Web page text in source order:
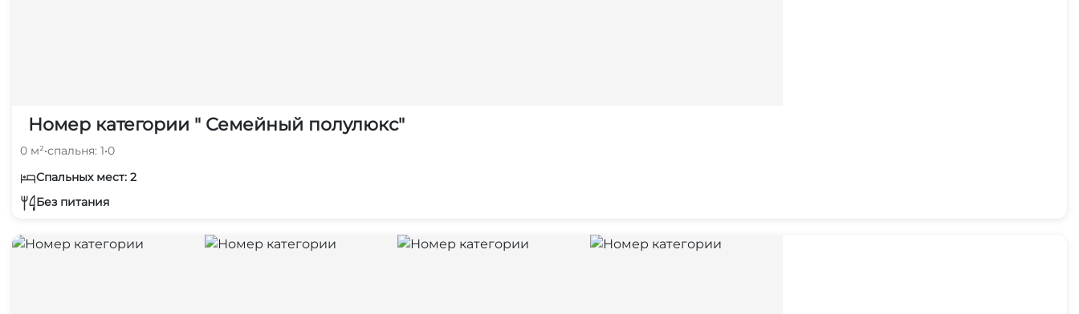
Номер категории " Семейный полулюкс"
0 м²•спальня: 1•0
Спальных мест: 2
Без питания